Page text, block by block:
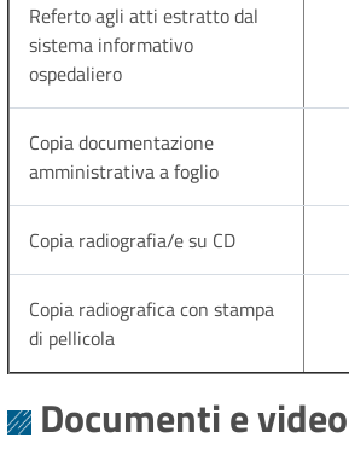
Referto agli atti estratto dal
sistema informativo
ospedaliero
Copia documentazione
amministrativa a foglio
Copia radiografia/e su CD
Copia radiografica con stampa
di pellicola
Documenti e